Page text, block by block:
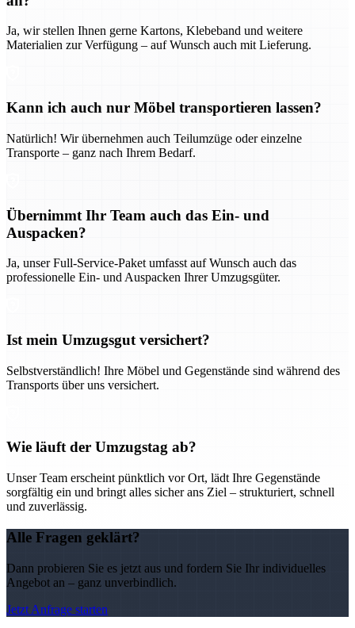
Ja, wir stellen Ihnen gerne Kartons, Klebeband und weitere
Materialien zur Verfügung – auf Wunsch auch mit Lieferung.
Kann ich auch nur Möbel transportieren lassen?
Natürlich! Wir übernehmen auch Teilumzüge oder einzelne
Transporte – ganz nach Ihrem Bedarf.
Übernimmt Ihr Team auch das Ein- und
Auspacken?
Ja, unser Full-Service-Paket umfasst auf Wunsch auch das
professionelle Ein- und Auspacken Ihrer Umzugsgüter.
Ist mein Umzugsgut versichert?
Selbstverständlich! Ihre Möbel und Gegenstände sind während des
Transports über uns versichert.
Wie läuft der Umzugstag ab?
Unser Team erscheint pünktlich vor Ort, lädt Ihre Gegenstände
sorgfältig ein und bringt alles sicher ans Ziel – strukturiert, schnell
und zuverlässig.
Alle Fragen geklärt?
Dann probieren Sie es jetzt aus und fordern Sie Ihr individuelles
Angebot an – ganz unverbindlich.
Jetzt Anfrage starten